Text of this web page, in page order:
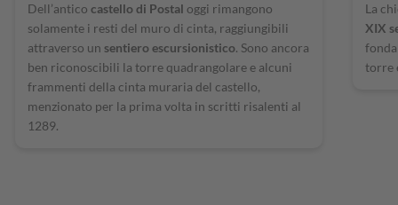
Dell’antico castello di Postal oggi rimangono
solamente i resti del muro di cinta, raggiungibili
attraverso un sentiero escursionistico. Sono ancora
ben riconoscibili la torre quadrangolare e alcuni
frammenti della cinta muraria del castello,
menzionato per la prima volta in scritti risalenti al
1289.
La
XIX
torre